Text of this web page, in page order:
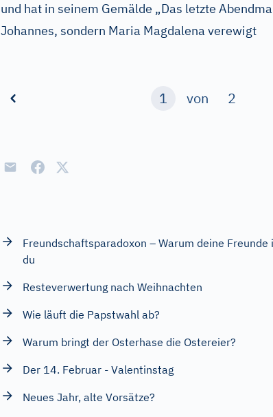
und hat in seinem Gemälde „Das letzte
Johannes, sondern Maria Magdalena verewigt
1 von 2
Freundschaftsparadoxon – Warum deine
du
Resteverwertung nach Weihnachten
Wie läuft die Papstwahl ab?
Warum bringt der Osterhase die Ostereier?
Der 14. Februar - Valentinstag
Neues Jahr, alte Vorsätze?